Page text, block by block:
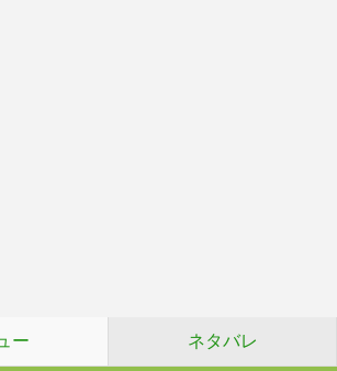
ー ネタバレ